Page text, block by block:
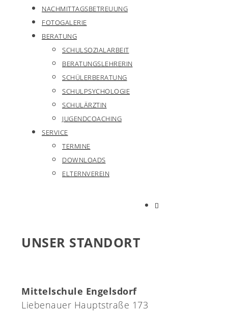
NACHMITTAGSBETREUUNG
FOTOGALERIE
BERATUNG
SCHULSOZIALARBEIT
BERATUNGSLEHRERIN
SCHÜLERBERATUNG
SCHULPSYCHOLOGIE
SCHULÄRZTIN
JUGENDCOACHING
SERVICE
TERMINE
DOWNLOADS
ELTERNVEREIN
UNSER STANDORT
Mittelschule Engelsdorf
Liebenauer Hauptstraße 173